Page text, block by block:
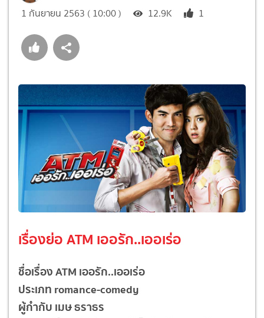
1 กันยายน 2563 ( 10:00 ) 12.9K 1
เรื่องย่อ ATM เออรัก..เออเร่อ
ชื่อเรื่อง ATM เออรัก..เออเร่อ
ประเภท romance-comedy
ผู้กำกับ เมษ ธราธร